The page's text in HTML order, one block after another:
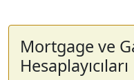
Mortgage ve
Hesaplayıcıları